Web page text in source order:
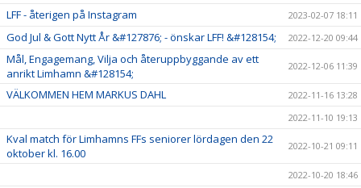
LFF - återigen på Instagram 2023-02-07 18:11
God Jul & Gott Nytt År &#127876; - önskar LFF! &#128154; 2022-12-20 09:44
Mål, Engagemang, Vilja och återuppbyggande av ett
anrikt Limhamn &#128154;
2022-12-06 11:39
VÄLKOMMEN HEM MARKUS DAHL
2022-11-16 13:28
2022-11-10 19:13
Kval match för Limhamns FFs seniorer lördagen den 22
oktober kl. 16.00
2022-10-21 09:11
2022-10-20 18:46